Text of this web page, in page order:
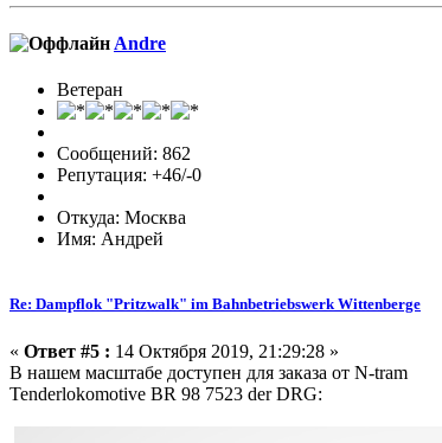
Andre
Ветеран
Сообщений: 862
Репутация: +46/-0
Откуда: Москва
Имя: Андрей
Re: Dampflok "Pritzwalk" im Bahnbetriebswerk Wittenberge
« Ответ #5 : 14 Октября 2019, 21:29:28 »
В нашем масштабе доступен для заказа от N-tram
Tenderlokomotive BR 98 7523 der DRG: